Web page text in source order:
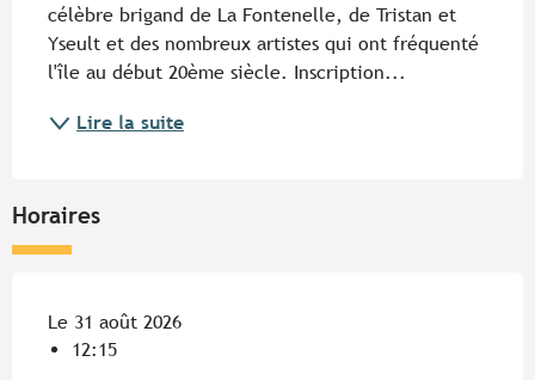
célèbre brigand de La Fontenelle, de Tristan et
Yseult et des nombreux artistes qui ont fréquenté
l'île au début 20ème siècle. Inscription...
Lire la suite
Horaires
Le 31 août 2026
12:15